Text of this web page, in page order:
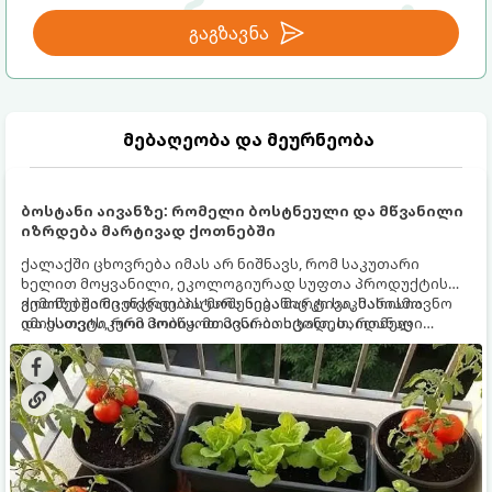
გაგზავნა
მებაღეობა და მეურნეობა
ბოსტანი აივანზე: რომელი ბოსტნეული და მწვანილი
იზრდება მარტივად ქოთნებში
ქალაქში ცხოვრება იმას არ ნიშნავს, რომ საკუთარი
ხელით მოყვანილი, ეკოლოგიურად სუფთა პროდუქტის
გემოზე უარი თქვათ. პატარა აივანიც კი საკმარისია
იმისათვის, რომ მოიწყოთ მინი-ბოსტანი, საიდანაც
ყოველდღიურად ახალ, არომატულ მწვანილსა და
ბოსტნეულს მოკრეფთ.
ქოთნებში მცენარეების მოშენება მარტივი, სასიამოვნო
და ესთეტიკური ჰობია. მთავარია იცოდეთ, რომელი
კულტურები ეგუებიან ქოთნის პირობებს ყველაზე კარგად
და როგორ მოუაროთ მათ სწორად.